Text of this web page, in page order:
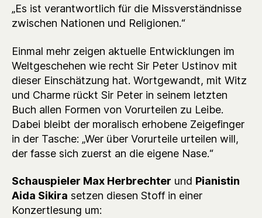
„Es ist verantwortlich für die Missverständnisse
zwischen Nationen und Religionen.“
Einmal mehr zeigen aktuelle Entwicklungen im
Weltgeschehen wie recht Sir Peter Ustinov mit
dieser Einschätzung hat. Wortgewandt, mit Witz
und Charme rückt Sir Peter in seinem letzten
Buch allen Formen von Vorurteilen zu Leibe.
Dabei bleibt der moralisch erhobene Zeigefinger
in der Tasche: „Wer über Vorurteile urteilen will,
der fasse sich zuerst an die eigene Nase.“
Schauspieler Max Herbrechter und Pianistin
Aida Sikira setzen diesen Stoff in einer
Konzertlesung um: